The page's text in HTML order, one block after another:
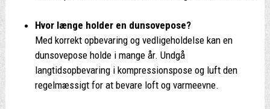
Hvor længe holder en dunsovepose?
Med korrekt opbevaring og vedligeholdelse kan en
dunsovepose holde i mange år. Undgå
langtidsopbevaring i kompressionspose og luft den
regelmæssigt for at bevare loft og varmeevne.